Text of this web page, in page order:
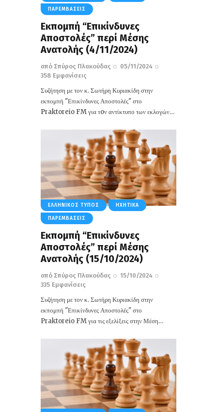
ΠΑΡΕΜΒΆΣΕΙΣ
Εκπομπή “Επικίνδυνες
Αποστολές” περί Mέσης
Ανατολής (4/11/2024)
από Σπύρος Πλακούδας
05/11/2024
358 Εμφανίσεις
Συζήτηση με τον κ. Σωτήρη Κυριακίδη στην
εκπομπή "Επικίνδυνες Αποστολές" στο
Praktoreio FM για τoν αντίκτυπο των εκλογών…
ΕΛΛΗΝΙΚΌΣ ΤΎΠΟΣ ΗΧΗΤΙΚΆ
ΠΑΡΕΜΒΆΣΕΙΣ
Εκπομπή “Επικίνδυνες
Αποστολές” περί Mέσης
Ανατολής (15/10/2024)
από Σπύρος Πλακούδας
15/10/2024
335 Εμφανίσεις
Συζήτηση με τον κ. Σωτήρη Κυριακίδη στην
εκπομπή "Επικίνδυνες Αποστολές" στο
Praktoreio FM για τις εξελίξεις στην Μέση…